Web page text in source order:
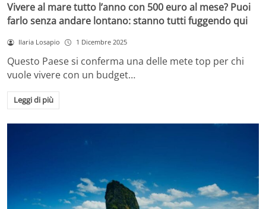
Vivere al mare tutto l’anno con 500 euro al mese? Puoi
farlo senza andare lontano: stanno tutti fuggendo qui
Ilaria Losapio 1 Dicembre 2025
Questo Paese si conferma una delle mete top per chi
vuole vivere con un budget…
Leggi di più